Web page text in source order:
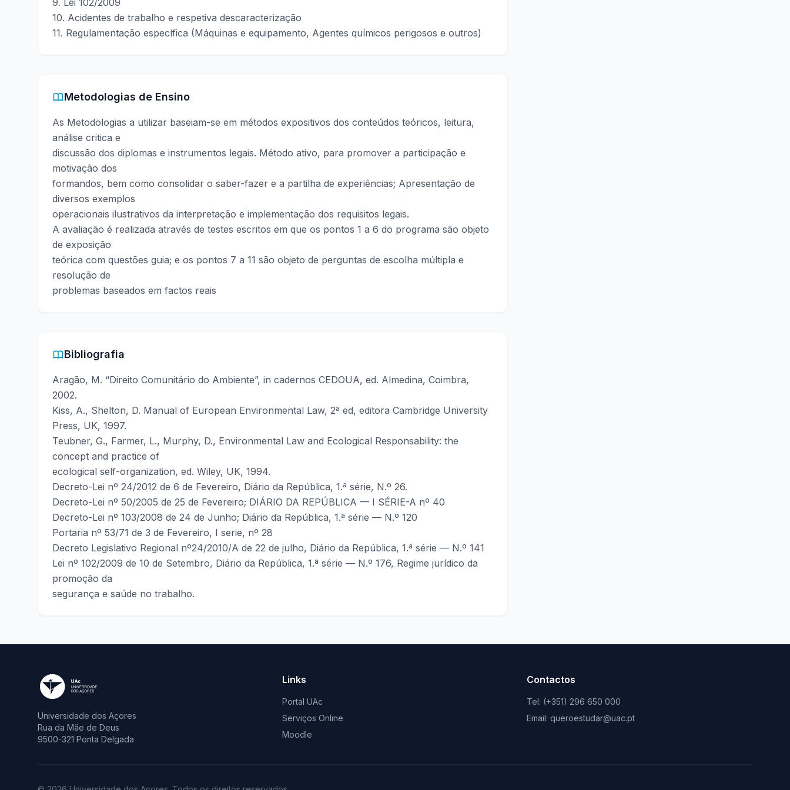
9. Lei 102/2009
10. Acidentes de trabalho e respetiva descaracterização
11. Regulamentação específica (Máquinas e equipamento, Agentes químicos perigosos e outros)
Metodologias de Ensino
As Metodologias a utilizar baseiam-se em métodos expositivos dos conteúdos teóricos, leitura,
análise critica e
discussão dos diplomas e instrumentos legais. Método ativo, para promover a participação e
motivação dos
formandos, bem como consolidar o saber-fazer e a partilha de experiências; Apresentação de
diversos exemplos
operacionais ilustrativos da interpretação e implementação dos requisitos legais.
A avaliação é realizada através de testes escritos em que os pontos 1 a 6 do programa são objeto
de exposição
teórica com questões guia; e os pontos 7 a 11 são objeto de perguntas de escolha múltipla e
resolução de
problemas baseados em factos reais
Bibliografia
Aragão, M. “Direito Comunitário do Ambiente”, in cadernos CEDOUA, ed. Almedina, Coimbra,
2002.
Kiss, A., Shelton, D. Manual of European Environmental Law, 2ª ed, editora Cambridge University
Press, UK, 1997.
Teubner, G., Farmer, L., Murphy, D., Environmental Law and Ecological Responsability: the
concept and practice of
ecological self-organization, ed. Wiley, UK, 1994.
Decreto-Lei nº 24/2012 de 6 de Fevereiro, Diário da República, 1.ª série, N.º 26.
Decreto-Lei nº 50/2005 de 25 de Fevereiro; DIÁRIO DA REPÚBLICA — I SÉRIE-A nº 40
Decreto-Lei nº 103/2008 de 24 de Junho; Diário da República, 1.ª série — N.º 120
Portaria nº 53/71 de 3 de Fevereiro, I serie, nº 28
Decreto Legislativo Regional nº24/2010/A de 22 de julho, Diário da República, 1.ª série — N.º 141
Lei nº 102/2009 de 10 de Setembro, Diário da República, 1.ª série — N.º 176, Regime jurídico da
promoção da
segurança e saúde no trabalho.
Universidade dos Açores
Rua da Mãe de Deus
9500-321 Ponta Delgada
Links
Portal UAc
Serviços Online
Moodle
Contactos
Tel: (+351) 296 650 000
Email: queroestudar@uac.pt